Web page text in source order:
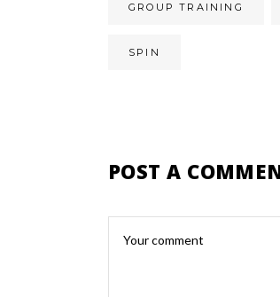
GROUP TRAINING
SPIN
POST A